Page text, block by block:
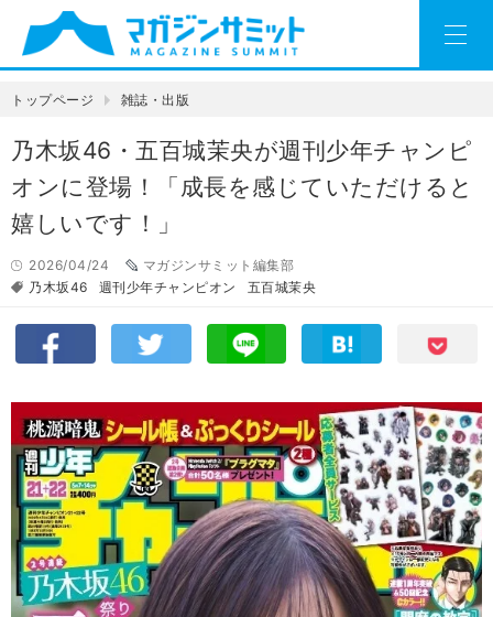
トップページ 雑誌・出版
乃木坂46・五百城茉央が週刊少年チャンピ
オンに登場！「成長を感じていただけると
嬉しいです！」
2026/04/24
マガジンサミット編集部
乃木坂46
週刊少年チャンピオン 五百城茉央